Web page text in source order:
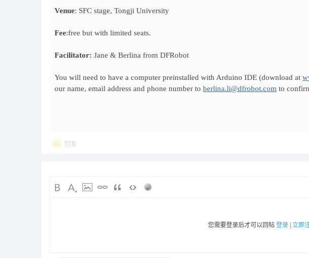
Venue: SFC stage, Tongji University
Fee:free but with limited seats.
Facilitator: Jane & Berlina from DFRobot
You will need to have a computer preinstalled with Arduino IDE (download at
our name, email address and phone number to berlina.li@dfrobot.com to
回复
您需要登录后才可以回帖 登录 立即